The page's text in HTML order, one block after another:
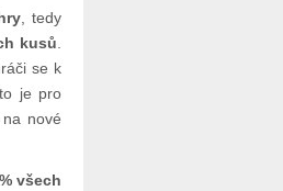
, tedy
kusů.
se k
je pro
nové
všech